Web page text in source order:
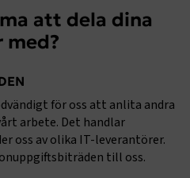
att dela dina
för oss att anlita andra
arbete. Det handlar
oss av olika IT-leverantörer.
till oss.